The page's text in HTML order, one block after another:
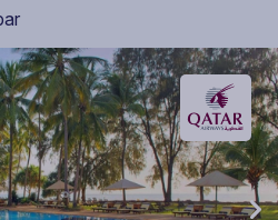
product image at a time. Use the